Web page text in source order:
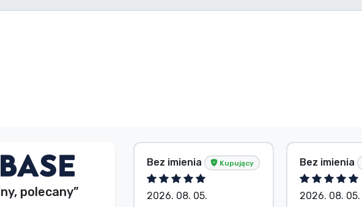
polecany”
E. Hipságh Kupujący
08. 06.
Bez imienia Kupujący
2026. 08. 05.
Bez imienia
2026. 08. 05.